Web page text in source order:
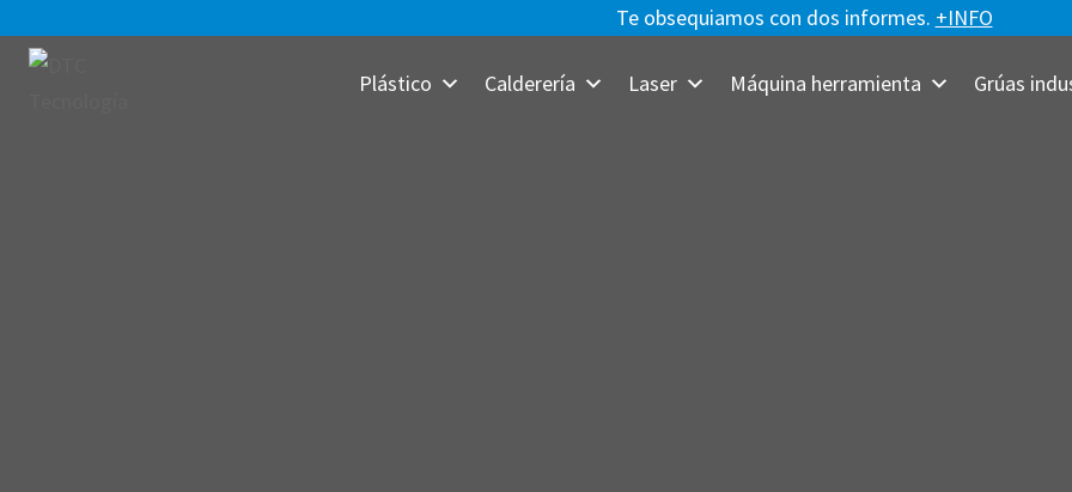
Te obsequiamos con dos informes. +INFO
Plástico Calderería Laser Máquina herramienta Grúas